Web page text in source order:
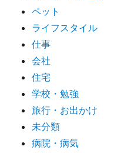
ペット
ライフスタイル
仕事
会社
住宅
学校・勉強
旅行・お出かけ
未分類
病院・病気